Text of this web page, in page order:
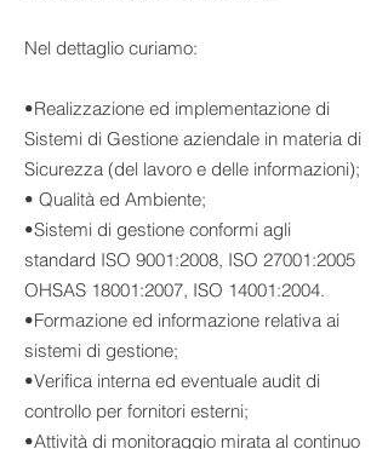
Nel dettaglio curiamo:
•Realizzazione ed implementazione di
Sistemi di Gestione aziendale in materia di
Sicurezza (del lavoro e delle informazioni);
• Qualità ed Ambiente;
•Sistemi di gestione conformi agli
standard ISO 9001:2008, ISO 27001:2005
OHSAS 18001:2007, ISO 14001:2004.
•Formazione ed informazione relativa ai
sistemi di gestione;
•Verifica interna ed eventuale audit di
controllo per fornitori esterni;
•Attività di monitoraggio mirata al continuo